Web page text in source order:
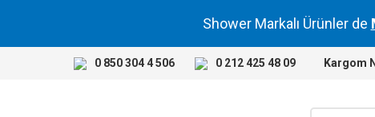
Shower Markalı Ürünler de
0 850 304 4 506 0 212 425 48 09 Kargom